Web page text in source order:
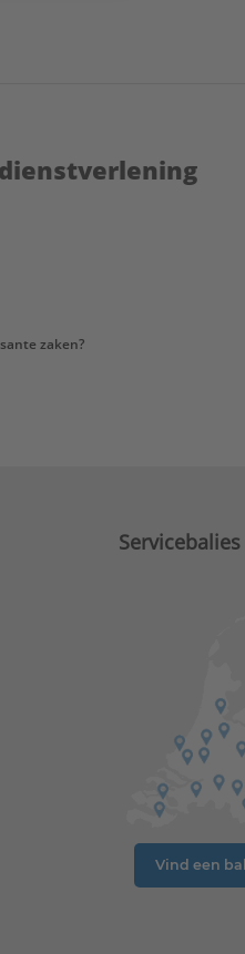
zaken?
Servicebalies
Vind een